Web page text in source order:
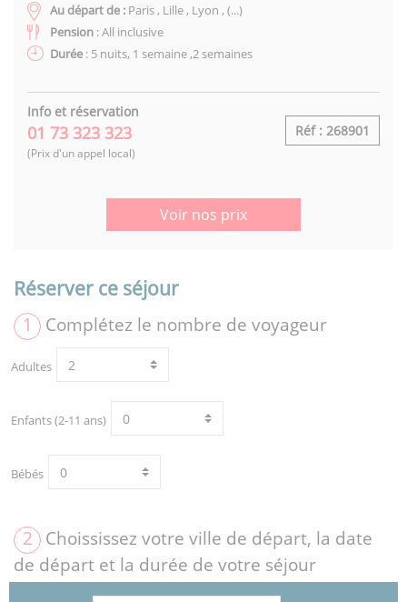
Au départ de : Paris , Lille , Lyon , (...)
Pension : All inclusive
Durée : 5 nuits, 1 semaine ,2 semaines
Info et réservation
01 73 323 323
(Prix d'un appel local)
Réf : 268901
Voir nos prix
Réserver ce séjour
1 Complétez le nombre de voyageur
Adultes
Enfants (2-11 ans)
Bébés
2 Choississez votre ville de départ, la date
de départ et la durée de votre séjour